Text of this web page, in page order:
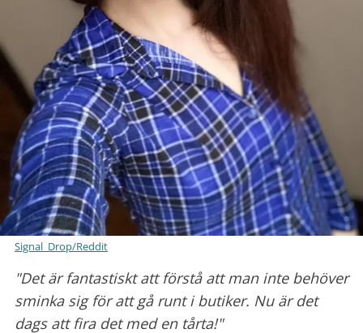
Signal_Drop/Reddit
"Det är fantastiskt att förstå att man inte behöver
sminka sig för att gå runt i butiker. Nu är det
dags att fira det med en tårta!"